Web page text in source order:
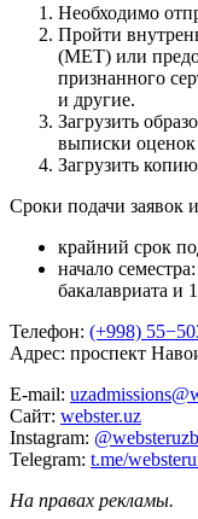
Необходимо
Пройти
(MET) или
признанного
и другие.
Загрузить
выписки оценок
Загрузить
Сроки подачи заявок
крайний срок
начало
бакалавриата и
Телефон: (+998)
Адрес: проспект
E-mail:
Сайт: webster.uz
Instagram:
Telegram: t.me/
На правах рекламы.